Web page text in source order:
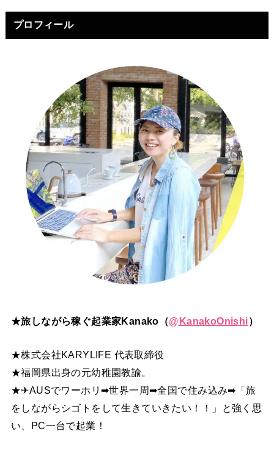
プロフィール
★旅しながら稼ぐ起業家Kanako（@KanakoOnishi）
★株式会社KARYLIFE 代表取締役
★福岡県出身の元幼稚園教諭。
★✈AUSでワーホリ➡世界一周➡全国で住み込み➡「旅
をしながらシゴトをして生きていきたい！！」と強く思
い、PC一台で起業！